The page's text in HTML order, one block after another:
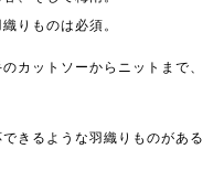
りものは必須。
カットソーからニットまで、
きるような羽織りものがある